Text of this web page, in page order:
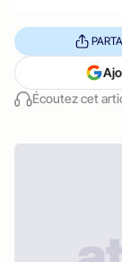
Écoutez cet